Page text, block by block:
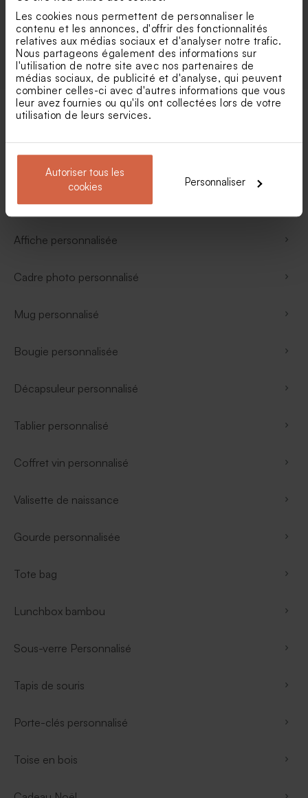
Les cookies nous permettent de personnaliser le
contenu et les annonces, d'offrir des fonctionnalités
relatives aux médias sociaux et d'analyser notre trafic.
Nous partageons également des informations sur
l'utilisation de notre site avec nos partenaires de
médias sociaux, de publicité et d'analyse, qui peuvent
combiner celles-ci avec d'autres informations que vous
leur avez fournies ou qu'ils ont collectées lors de votre
utilisation de leurs services.
Autoriser tous les
cookies
Personnaliser
cuisine personnalisé, uncoffret de vin, et vous obtenez un
souvenir inoubliable.
Diffuseur de parfum
Boîte métallique
Affiche personnalisée
Cadre photo personnalisé
Mug personnalisé
Bougie personnalisée
Décapsuleur personnalisé
Tablier personnalisé
Coffret vin personnalisé
Valisette de naissance
Gourde personnalisée
Tote bag
Lunchbox bambou
Sous-verre Personnalisé
Tapis de souris
Porte-clés personnalisé
Toise en bois